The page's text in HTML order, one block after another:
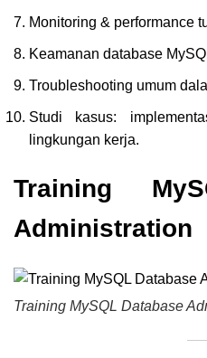
Monitoring & performance
Keamanan database
Troubleshooting umum
Studi kasus:
lingkungan kerja.
Training
Administration
Training MySQL Database